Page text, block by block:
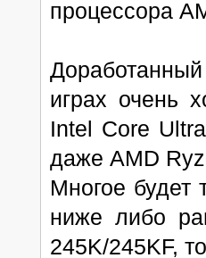
процессора
играх очень
Intel Core
даже AMD
Многое будет
ниже либо
245K/245KF,